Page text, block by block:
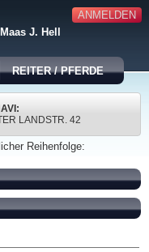
ANMELDEN
J. Hell
REITER / PFERDE
LANDSTR. 42
Reihenfolge: